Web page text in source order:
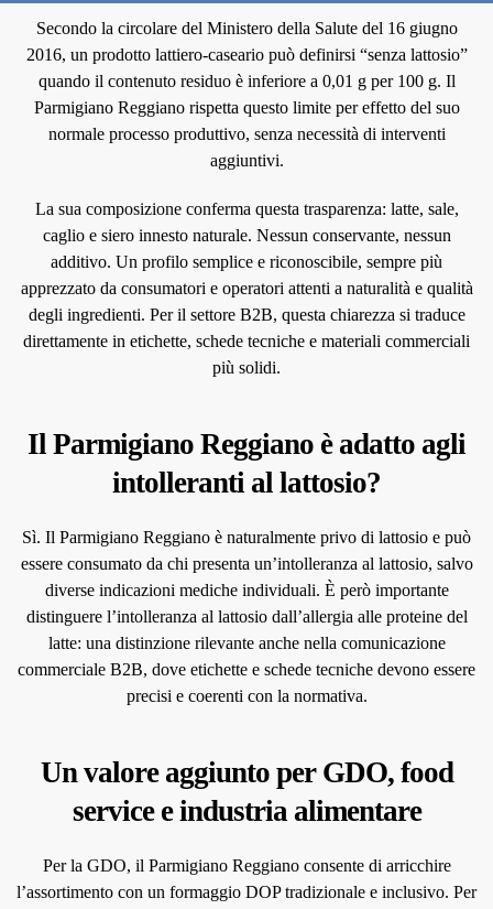
Secondo la circolare del Ministero della Salute del 16 giugno
2016, un prodotto lattiero-caseario può definirsi “senza lattosio”
quando il contenuto residuo è inferiore a 0,01 g per 100 g. Il
Parmigiano Reggiano rispetta questo limite per effetto del suo
normale processo produttivo, senza necessità di interventi
aggiuntivi.
La sua composizione conferma questa trasparenza: latte, sale,
caglio e siero innesto naturale. Nessun conservante, nessun
additivo. Un profilo semplice e riconoscibile, sempre più
apprezzato da consumatori e operatori attenti a naturalità e qualità
degli ingredienti. Per il settore B2B, questa chiarezza si traduce
direttamente in etichette, schede tecniche e materiali commerciali
più solidi.
Il Parmigiano Reggiano è adatto agli
intolleranti al lattosio?
Sì. Il Parmigiano Reggiano è naturalmente privo di lattosio e può
essere consumato da chi presenta un’intolleranza al lattosio, salvo
diverse indicazioni mediche individuali. È però importante
distinguere l’intolleranza al lattosio dall’allergia alle proteine del
latte: una distinzione rilevante anche nella comunicazione
commerciale B2B, dove etichette e schede tecniche devono essere
precisi e coerenti con la normativa.
Un valore aggiunto per GDO, food
service e industria alimentare
Per la GDO, il Parmigiano Reggiano consente di arricchire
l’assortimento con un formaggio DOP tradizionale e inclusivo. Per